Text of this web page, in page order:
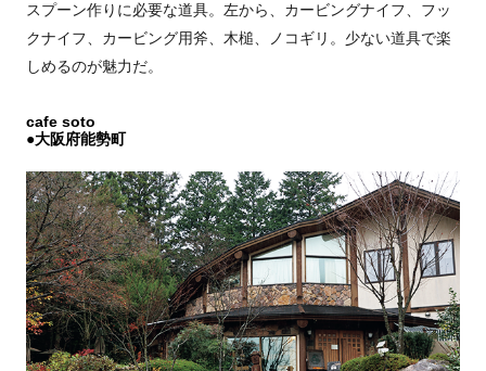
スプーン作りに必要な道具。左から、カービングナイフ、フッ
クナイフ、カービング用斧、木槌、ノコギリ。少ない道具で楽
しめるのが魅力だ。
cafe soto
●大阪府能勢町